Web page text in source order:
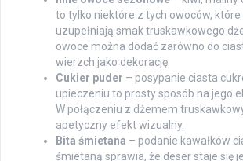
to tylko niektóre z tych owoców,
uzupełniają smak truskawkowego
owoce można dodać zarówno do
wierzch jako dekorację.
Cukier puder – posypanie ciasta
upieczeniu to prosty sposób na jego
W połączeniu z dżemem
apetyczny efekt wizualny.
Bita śmietana – podanie kawałków
śmietaną sprawia, że deser staje się